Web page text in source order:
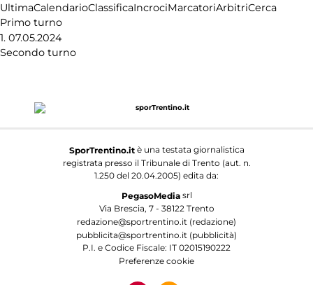
UltimaCalendarioClassificaIncrociMarcatoriArbitriCerca
Primo turno
1. 07.05.2024
Secondo turno
SporTrentino.itè una testata giornalistica
registrata presso il Tribunale di Trento (aut. n.
1.250 del 20.04.2005) edita da:
PegasoMediasrl
Via Brescia, 7 - 38122 Trento
redazione@sportrentino.it (redazione)
pubblicita@sportrentino.it (pubblicità)
P.I. e Codice Fiscale: IT 02015190222
Preferenze cookie